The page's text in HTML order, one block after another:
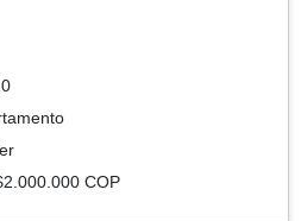
COP